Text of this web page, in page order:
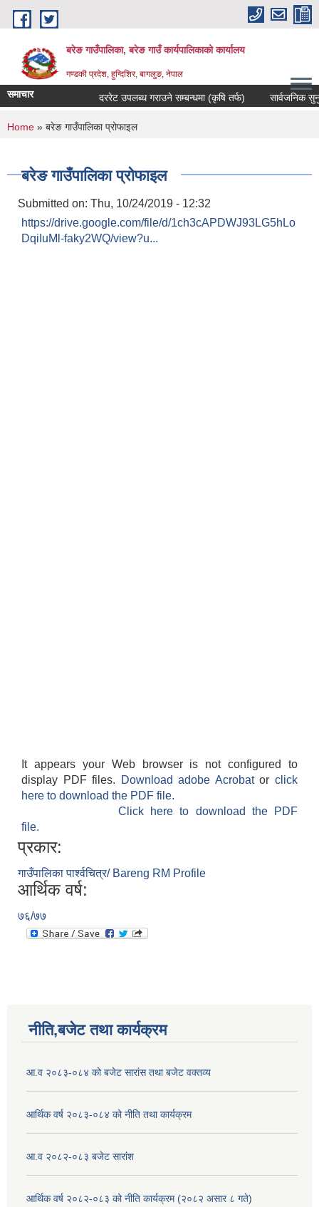
Skip to main content
बरेङ गाउँपालिका, बरेङ गाउँ कार्यपालिकाको कार्यालय
गण्डकी प्रदेश, हुग्दिशिर, बागलुङ, नेपाल
समाचार दररेट उपलब्ध गराउने सम्बन्धमा (कृषि तर्फ) सार्वजनिक सुनुवाइ
You are here
Home » बरेङ गाउँपालिका प्रोफाइल
बरेङ गाउँपालिका प्रोफाइल
Submitted on: Thu, 10/24/2019 - 12:32
https://drive.google.com/file/d/1ch3cAPDWJ93LG5hLo
DqiIuMl-faky2WQ/view?u...
It appears your Web browser is not configured to
display PDF files.
Download adobe Acrobatorclick
here to download the PDF file.
Click here to download the PDF
file.
प्रकार:
गाउँपालिका पार्श्वचित्र/ Bareng RM Profile
आर्थिक वर्ष:
७६/७७
नीति,बजेट तथा कार्यक्रम
आ.व २०८३-०८४ को बजेट सारांस तथा बजेट वक्तव्य
आर्थिक वर्ष २०८३-०८४ को नीति तथा कार्यक्रम
आ.व २०८२-०८३ बजेट सारांश
आर्थिक वर्ष २०८२-०८३ को नीति कार्यक्रम (२०८२ असार ८ गते)